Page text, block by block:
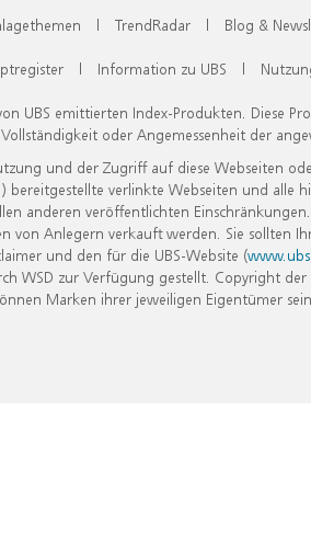
| TrendRadar | Blog &
| Information zu UBS |
UBS emittierten Index-Produkten. Diese
oder Angemessenheit der
und der Zugriff auf diese Webseiten
verlinkte Webseiten und
anderen veröffentlichten
Anlegern verkauft werden. Sie sollten
und den für die UBS-Website (
zur Verfügung gestellt. Copyright
Marken ihrer jeweiligen Eigentümer